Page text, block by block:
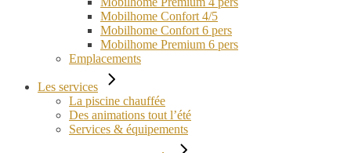
Mobilhome Confort 4/5
Mobilhome Confort 6 pers
Mobilhome Premium 6 pers
Emplacements
Les services
La piscine chauffée
Des animations tout l’été
Services & équipements